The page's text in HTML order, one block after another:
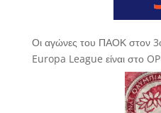
Οι αγώνες του ΠΑΟΚ στον
Europa League είναι στο